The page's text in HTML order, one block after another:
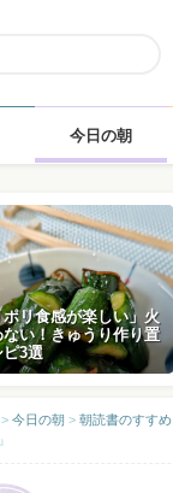
今日の朝
ポリ食感が楽しい」火
ない！きゅうり作り置
ピ3選
> 今日の朝 > 朝読書のすすめ